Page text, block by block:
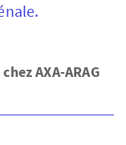
AXA-ARAG